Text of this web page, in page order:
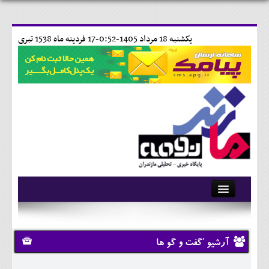
17 فردينه ماه 1538 تبری يکشنبه 18 مرداد 1405-0:52-
آرشیو
تماس با ما
وبلاگ
آرشیو 'گفت و گو ها